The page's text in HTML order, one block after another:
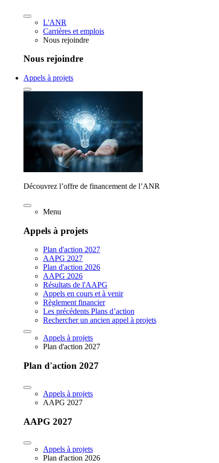
L'ANR
Carrières et emplois
Nous rejoindre
Nous rejoindre
Appels à projets
Découvrez l’offre de financement de l’ANR
Menu
Appels à projets
Plan d'action 2027
AAPG 2027
Plan d'action 2026
AAPG 2026
Résultats de l'AAPG
Appels en cours et à venir
Règlement financier
Les précédents Plans d’action
Rechercher un ancien appel à projets
Appels à projets
Plan d'action 2027
Plan d'action 2027
Appels à projets
AAPG 2027
AAPG 2027
Appels à projets
Plan d'action 2026